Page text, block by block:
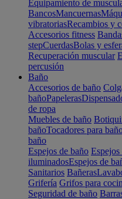
Equipamiento de
BancosMancuernas
vibratoriasRecambios y
Accesorios fitness
stepCuerdasBolas y
Recuperación muscular
percusión
Baño
Accesorios de baño
bañoPapeleras
de ropa
Muebles de baño
bañoTocadores para
baño
Espejos de baño
iluminadosEspejos de
Sanitarios Bañeras
Grifería Grifos para
Seguridad de baño